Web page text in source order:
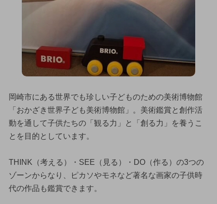
岡崎市にある世界でも珍しい子どものための美術博物館
「おかざき世界子ども美術博物館」。美術鑑賞と創作活
動を通して子供たちの「観る力」と「創る力」を養うこ
とを目的としています。
THINK（考える）・SEE（見る）・DO（作る）の3つの
ゾーンからなり、ピカソやモネなど著名な画家の子供時
代の作品も鑑賞できます。